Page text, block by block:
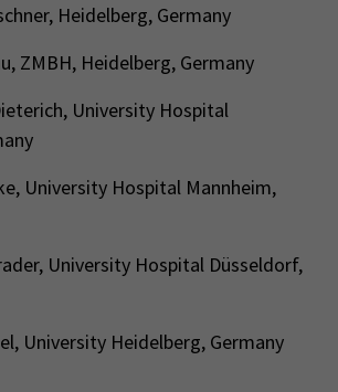
Heidelberg, Germany
ZMBH, Heidelberg, Germany
University Hospital
University Hospital Mannheim,
University Hospital Düsseldorf,
University Heidelberg, Germany